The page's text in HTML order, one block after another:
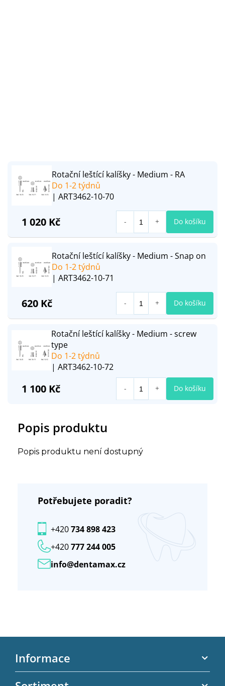
Popis produktu
Popis produktu není dostupný
Potřebujete poradit?
info@dentamax.cz
+420777 244 005
+420734 898 423
Rotační leštící kalíšky - Medium - RA
Do 1-2 týdnů
| ART3462-10-70
1 020 Kč Do košíku
Rotační leštící kalíšky - Medium - Snap on
Do 1-2 týdnů
| ART3462-10-71
620 Kč Do košíku
Rotační leštící kalíšky - Medium - screw
type
Do 1-2 týdnů
| ART3462-10-72
1 100 Kč Do košíku
Informace